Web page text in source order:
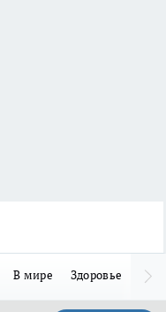
В мире Здоровье